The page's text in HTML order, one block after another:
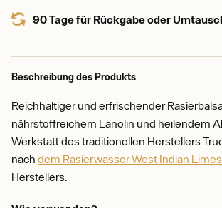
90 Tage für Rückgabe oder
Beschreibung des Produkts
Reichhaltiger und erfrischender
nährstoffreichem Lanolin und heilendem
Werkstatt des traditionellen Herstellers
nach dem Rasierwasser West Indian Limes
Herstellers.